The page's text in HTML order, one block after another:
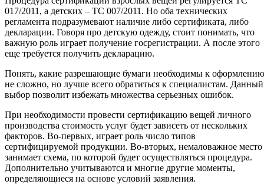
017/2011, а детских – ТС 007/2011. Но оба технических
регламента подразумевают наличие либо сертификата, либо
декларации. Говоря про детскую одежду, стоит понимать, что
важную роль играет получение госрегистрации. А после этого
еще требуется получить декларацию.
Понять, какие разрешающие бумаги необходимы к оформлению
не сложно, но лучше всего обратиться к специалистам. Данный
выбор позволит избежать множества серьезных ошибок.
При необходимости провести сертификацию вещей личного
производства стоимость услуг будет зависеть от нескольких
факторов. Во-первых, играет роль число типов
сертифицируемой продукции. Во-вторых, немаловажное место
занимает схема, по которой будет осуществляться процедура.
Дополнительно учитываются и многие другие моменты,
определяющиеся на основе условий заявления.